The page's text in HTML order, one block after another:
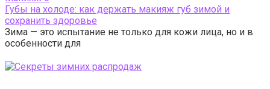
Губы на холоде: как держать макияж губ зимой и
сохранить здоровье
Зима — это испытание не только для кожи лица, но и в
особенности для